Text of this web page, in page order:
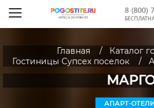
8 (800)
Главная
Каталог
Гостиницы Супсех поселок
АПАРТ-ОТЕЛИ